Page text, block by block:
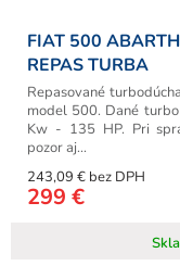
FIAT 500
REPAS TURBA
243,09 € bez DPH
299 €
Repasované
model 500. Dané
Kw - 135 HP. Pri
pozor aj...